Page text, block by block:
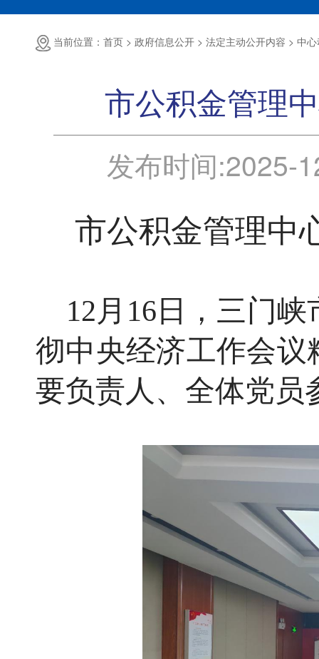
当前位置：首页 > 政府信息公开 > 法定主动公开内容 > 中
市公积金管理
发布时间:2025-
市公积金管理中
12月16日，三门
彻中央经济工作会
要负责人、全体党员